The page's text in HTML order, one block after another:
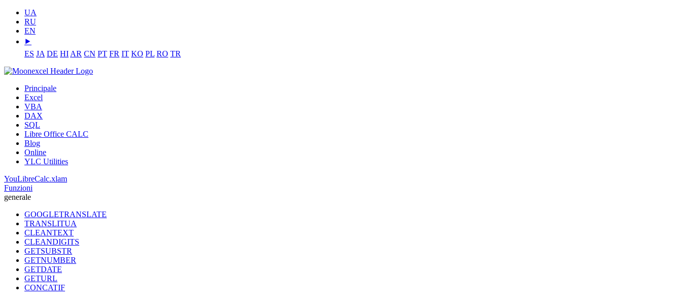
UA
RU
EN
⯈
ES JA DE HI AR CN PT FR IT KO PL RO TR
Principale
Excel
VBA
DAX
SQL
Libre Office CALC
Blog
Online
YLC Utilities
YouLibreCalc.xlam
Funzioni
generale
GOOGLETRANSLATE
TRANSLITUA
CLEANTEXT
CLEANDIGITS
GETSUBSTR
GETNUMBER
GETDATE
GETURL
CONCATIF